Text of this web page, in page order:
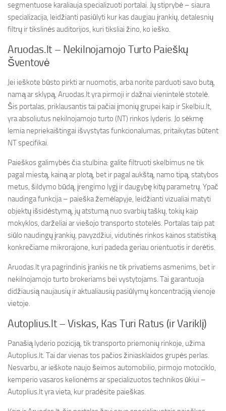
segmentuose karaliauja specializuoti portalai. Jų stiprybė – siaura
specializacija, leidžianti pasiūlyti kur kas daugiau įrankių, detalesnių
filtrų ir tikslinės auditorijos, kuri tiksliai žino, ko ieško.
Aruodas.lt – Nekilnojamojo Turto Paieškų
Šventovė
Jei ieškote būsto pirkti ar nuomotis, arba norite parduoti savo butą,
namą ar sklypą, Aruodas.lt yra pirmoji ir dažnai vienintelė stotelė.
Šis portalas, priklausantis tai pačiai įmonių grupei kaip ir Skelbiu.lt,
yra absoliutus nekilnojamojo turto (NT) rinkos lyderis. Jo sėkmę
lemia nepriekaištingai išvystytas funkcionalumas, pritaikytas būtent
NT specifikai.
Paieškos galimybės čia stulbina: galite filtruoti skelbimus ne tik
pagal miestą, kainą ar plotą, bet ir pagal aukštą, namo tipą, statybos
metus, šildymo būdą, įrengimo lygį ir daugybę kitų parametrų. Ypač
naudinga funkcija – paieška žemėlapyje, leidžianti vizualiai matyti
objektų išsidėstymą, jų atstumą nuo svarbių taškų, tokių kaip
mokyklos, darželiai ar viešojo transporto stotelės. Portalas taip pat
siūlo naudingų įrankių, pavyzdžiui, vidutinės rinkos kainos statistiką
konkrečiame mikrorajone, kuri padeda geriau orientuotis ir derėtis.
Aruodas.lt yra pagrindinis įrankis ne tik privatiems asmenims, bet ir
nekilnojamojo turto brokeriams bei vystytojams. Tai garantuoja
didžiausią naujausių ir aktualiausių pasiūlymų koncentraciją vienoje
vietoje.
Autoplius.lt – Viskas, Kas Turi Ratus (ir Variklį)
Panašią lyderio poziciją, tik transporto priemonių rinkoje, užima
Autoplius.lt. Tai dar vienas tos pačios žiniasklaidos grupės perlas.
Nesvarbu, ar ieškote naujo šeimos automobilio, pirmojo motociklo,
kemperio vasaros kelionėms ar specializuotos technikos ūkiui –
Autoplius.lt yra vieta, kur pradėsite paieškas.